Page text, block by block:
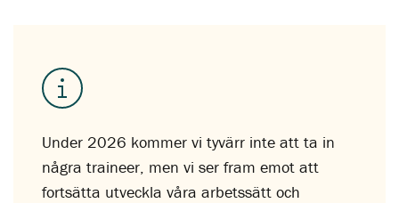
Under 2026 kommer vi tyvärr inte att ta in
några traineer, men vi ser fram emot att
fortsätta utveckla våra arbetssätt och